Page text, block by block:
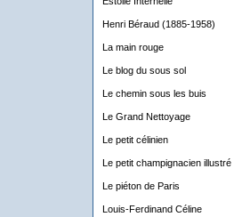
Henri Béraud (1885-1958)
La main rouge
Le blog du sous sol
Le chemin sous les buis
Le Grand Nettoyage
Le petit célinien
Le petit champignacien illustré
Le piéton de Paris
Louis-Ferdinand Céline